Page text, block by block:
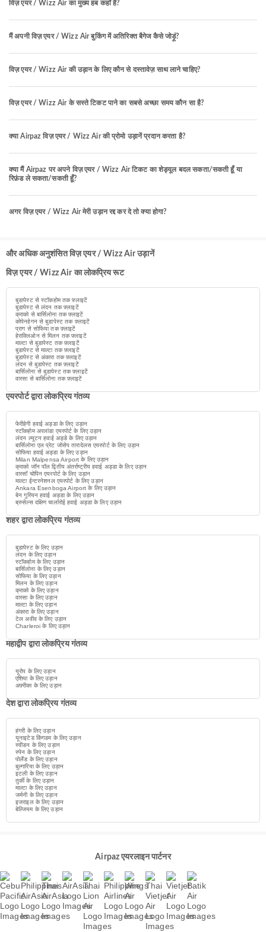
विज़ एयर / Wizz Air का मुख्य हब कहाँ है?
मैं अपनी विज़ एयर / Wizz Air बुकिंग में अतिरिक्त बैगेज कैसे जोड़ूं?
विज़ एयर / Wizz Air की उड़ान के लिए कौन से दस्तावेज़ साथ लाने चाहिए?
विज़ एयर / Wizz Air के सस्ते टिकट पाने का सबसे अच्छा समय कौन सा है?
क्या Airpaz विज़ एयर / Wizz Air की प्रोमो उड़ानें प्रदान करता है?
क्या मैं Airpaz पर अपने विज़ एयर / Wizz Air टिकट का शेड्यूल बदल सकता/सकती हूँ या
रिफ़ंड ले सकता/सकती हूँ?
अगर विज़ एयर / Wizz Air मेरी उड़ान रद्द कर दे तो क्या होगा?
और अधिक अनुशंसित विज़ एयर / Wizz Air उड़ानें
विज़ एयर / Wizz Air का लोकप्रिय रूट
बुडापेस्ट से स्टॉकहोम तक फ़्लाइटें
बुडापेस्ट से लंदन तक फ़्लाइटें
क्राको से बार्सिलोना तक फ़्लाइटें
कोपेनहेगन से बुडापेस्ट तक फ़्लाइटें
प्राग से सोफिया तक फ़्लाइटें
हेराक्लिओन से मिलन तक फ़्लाइटें
माल्टा से बुडापेस्ट तक फ़्लाइटें
बुडापेस्ट से माल्टा तक फ़्लाइटें
बुडापेस्ट से अंकारा तक फ़्लाइटें
लंदन से बुडापेस्ट तक फ़्लाइटें
बार्सिलोना से बुडापेस्ट तक फ़्लाइटें
वारसा से बार्सिलोना तक फ़्लाइटें
एयरपोर्ट द्वारा लोकप्रिय गंतव्य
फेरीहेगी हवाई अड्डा के लिए उड़ान
स्टॉकहोम अरलांडा एयरपोर्ट के लिए उड़ान
लंदन ल्यूटन हवाई अड्डे के लिए उड़ान
बार्सिलोना एल प्रेट जोसेप तारादेलस एयरपोर्ट के लिए उड़ान
सोफिया हवाई अड्डा के लिए उड़ान
Milan Malpensa Airport के लिए उड़ान
क्राको जॉन पॉल द्वितीय अंतर्राष्ट्रीय हवाई अड्डा के लिए उड़ान
वारसॉ चोपिन एयरपोर्ट के लिए उड़ान
माल्टा ईन्टरनेशनल एयरपोर्ट के लिए उड़ान
Ankara Esenboga Airport के लिए उड़ान
बेन गुरियन हवाई अड्डा के लिए उड़ान
ब्रुसेल्स दक्षिण चार्लारोई हवाई अड्डा के लिए उड़ान
शहर द्वारा लोकप्रिय गंतव्य
बुडापेस्ट के लिए उड़ान
लंदन के लिए उड़ान
स्टॉकहोम के लिए उड़ान
बार्सिलोना के लिए उड़ान
सोफिया के लिए उड़ान
मिलन के लिए उड़ान
क्राको के लिए उड़ान
वारसा के लिए उड़ान
माल्टा के लिए उड़ान
अंकारा के लिए उड़ान
टेल अवीव के लिए उड़ान
Charleroi के लिए उड़ान
महाद्वीप द्वारा लोकप्रिय गंतव्य
यूरोप के लिए उड़ान
एशिया के लिए उड़ान
अफ़्रीका के लिए उड़ान
देश द्वारा लोकप्रिय गंतव्य
हंगरी के लिए उड़ान
यूनाइटेड किंगडम के लिए उड़ान
स्वीडन के लिए उड़ान
स्पेन के लिए उड़ान
पोलैंड के लिए उड़ान
बुल्गारिया के लिए उड़ान
इटली के लिए उड़ान
तुर्की के लिए उड़ान
माल्टा के लिए उड़ान
जर्मनी के लिए उड़ान
इजराइल के लिए उड़ान
बेल्जियम के लिए उड़ान
Airpaz एयरलाइन पार्टनर